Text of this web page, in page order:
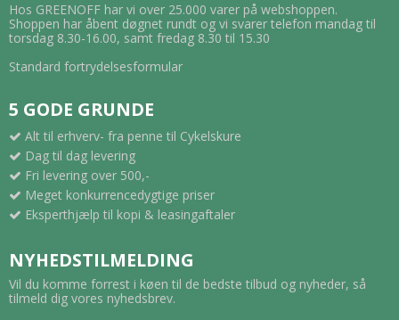
Hos GREENOFF har vi over 25.000 varer på webshoppen.
Shoppen har åbent døgnet rundt og vi svarer telefon mandag til
torsdag 8.30-16.00, samt fredag 8.30 til 15.30
Standard fortrydelsesformular
5 GODE GRUNDE
Alt til erhverv- fra penne til Cykelskure
Dag til dag levering
Fri levering over 500,-
Meget konkurrencedygtige priser
Eksperthjælp til kopi & leasingaftaler
NYHEDSTILMELDING
Vil du komme forrest i køen til de bedste tilbud og nyheder, så
tilmeld dig vores nyhedsbrev.